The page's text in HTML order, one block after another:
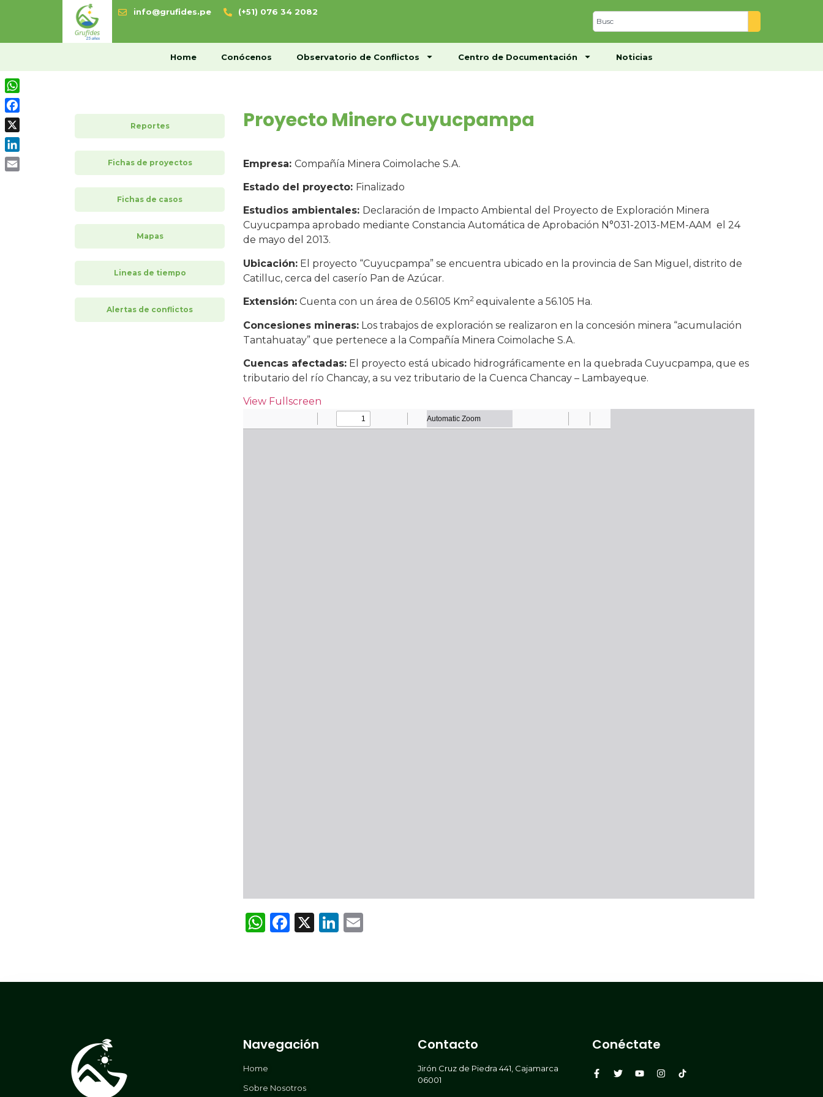
info@grufides.pe (+51) 076 34 2082
Home Conócenos Observatorio de Conflictos Centro de Documentación Noticias
Home Conócenos Centro de Documentación Noticias
Reportes
Fichas de proyectos
Fichas de casos
Mapas
Lineas de tiempo
Alertas de conflictos
Proyecto Minero Cuyucpampa
Empresa: Compañía Minera Coimolache S.A.
Estado del proyecto: Finalizado
Estudios ambientales: Declaración de Impacto Ambiental del Proyecto de Exploración Minera
Cuyucpampa aprobado mediante Constancia Automática de Aprobación N°031-2013-MEM-AAM el 24
de mayo del 2013.
Ubicación: El proyecto “Cuyucpampa” se encuentra ubicado en la provincia de San Miguel, distrito de
Catilluc, cerca del caserío Pan de Azúcar.
Extensión: Cuenta con un área de 0.56105 Km2 equivalente a 56.105 Ha.
Concesiones mineras: Los trabajos de exploración se realizaron en la concesión minera “acumulación
Tantahuatay” que pertenece a la Compañía Minera Coimolache S.A.
Cuencas afectadas: El proyecto está ubicado hidrográficamente en la quebrada Cuyucpampa, que es
tributario del río Chancay, a su vez tributario de la Cuenca Chancay – Lambayeque.
View Fullscreen
WhatsApp
Facebook
X LinkedIn
Navegación
Home
Sobre Nosotros
Contacto
Jirón Cruz de Piedra 441, Cajamarca
06001
Conéctate
WhatsApp
Facebook
X
LinkedIn